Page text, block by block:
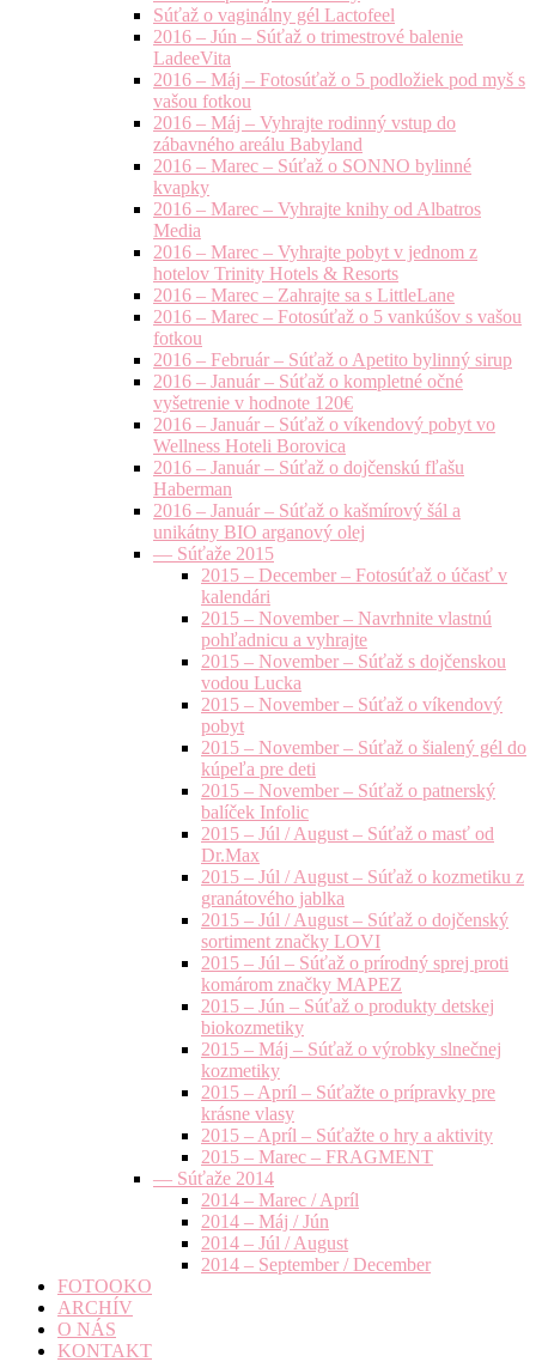
Súťaž o vaginálny gél Lactofeel
2016 – Jún – Súťaž o trimestrové balenie
LadeeVita
2016 – Máj – Fotosúťaž o 5 podložiek pod myš s
vašou fotkou
2016 – Máj – Vyhrajte rodinný vstup do
zábavného areálu Babyland
2016 – Marec – Súťaž o SONNO bylinné
kvapky
2016 – Marec – Vyhrajte knihy od Albatros
Media
2016 – Marec – Vyhrajte pobyt v jednom z
hotelov Trinity Hotels & Resorts
2016 – Marec – Zahrajte sa s LittleLane
2016 – Marec – Fotosúťaž o 5 vankúšov s vašou
fotkou
2016 – Február – Súťaž o Apetito bylinný sirup
2016 – Január – Súťaž o kompletné očné
vyšetrenie v hodnote 120€
2016 – Január – Súťaž o víkendový pobyt vo
Wellness Hoteli Borovica
2016 – Január – Súťaž o dojčenskú fľašu
Haberman
2016 – Január – Súťaž o kašmírový šál a
unikátny BIO arganový olej
— Súťaže 2015
2015 – December – Fotosúťaž o účasť v
kalendári
2015 – November – Navrhnite vlastnú
pohľadnicu a vyhrajte
2015 – November – Súťaž s dojčenskou
vodou Lucka
2015 – November – Súťaž o víkendový
pobyt
2015 – November – Súťaž o šialený gél do
kúpeľa pre deti
2015 – November – Súťaž o patnerský
balíček Infolic
2015 – Júl / August – Súťaž o masť od
Dr.Max
2015 – Júl / August – Súťaž o kozmetiku z
granátového jablka
2015 – Júl / August – Súťaž o dojčenský
sortiment značky LOVI
2015 – Júl – Súťaž o prírodný sprej proti
komárom značky MAPEZ
2015 – Jún – Súťaž o produkty detskej
biokozmetiky
2015 – Máj – Súťaž o výrobky slnečnej
kozmetiky
2015 – Apríl – Súťažte o prípravky pre
krásne vlasy
2015 – Apríl – Súťažte o hry a aktivity
2015 – Marec – FRAGMENT
— Súťaže 2014
2014 – Marec / Apríl
2014 – Máj / Jún
2014 – Júl / August
2014 – September / December
FOTOOKO
ARCHÍV
O NÁS
KONTAKT